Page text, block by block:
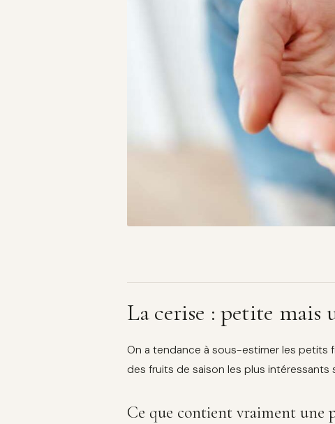
La cerise : petite
On a tendance à sous-estimer les petits
des fruits de saison les plus intéressants
Ce que contient vraiment une